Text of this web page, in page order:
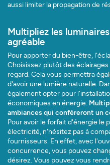
aussi limiter la propagation de
Multipliez les
agréable
Pour apporter du bien-être,
Choisissez plutôt des
regard. Cela vous permettra
d'avoir une lumière naturelle.
également opter pour
économiques en énergie.
ambiances qui confèreront un
Pour avoir le forfait d'énergie le
électricité, n'hésitez pas à
fournisseurs. En effet, avec
concurrence, vous pouvez
désirez. Vous pouvez vous